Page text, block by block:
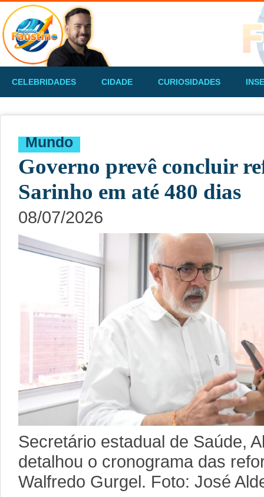
CELEBRIDADES CIDADE CURIOSIDADES
Mundo
Governo prevê concluir
Sarinho em até 480 dias
08/07/2026
Secretário estadual de Saúde,
detalhou o cronograma das
Walfredo Gurgel. Foto: José